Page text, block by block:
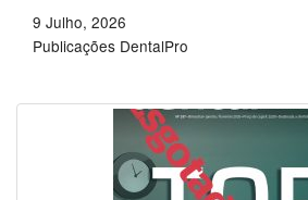
9 Julho, 2026
Publicações DentalPro